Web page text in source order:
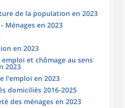
de la population en 2023
Ménages en 2023
en 2023
et chômage au sens
2023
l'emploi en 2023
domiciliés 2016-2025
des ménages en 2023